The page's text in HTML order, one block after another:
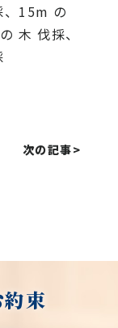
15m の
木 伐採、
次の記事>
束